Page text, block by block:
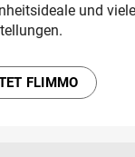
und
FLIMMO